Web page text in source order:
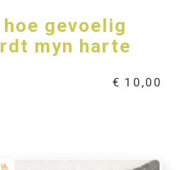
hoe gevoelig
myn harte
€ 10,00